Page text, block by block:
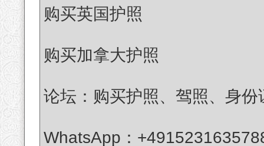
购买英国护照
购买加拿大护照
论坛：购买护照、驾照、身份
WhatsApp：